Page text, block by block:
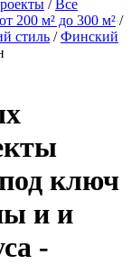
/Все
200 м² до 300 м² /
стиль /Финский
ключ
и и
-